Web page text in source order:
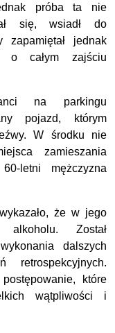
próba ta nie
się, wsiadł do
zapamiętał jednak
o całym zajściu
na parkingu
pojazd, którym
W środku nie
zamieszania
letni mężczyzna
że w jego
Został
dalszych
które
wątpliwości i